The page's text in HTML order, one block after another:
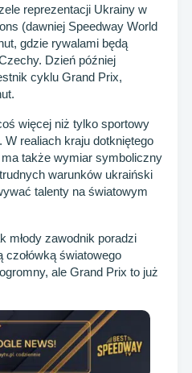
reprezentacji Ukrainy w
(dawniej Speedway World
gdzie rywalami będą
Dzień później
cyklu Grand Prix,
więcej niż tylko sportowy
realiach kraju dotkniętego
także wymiar symboliczny
warunków ukraiński
talenty na światowym
młody zawodnik poradzi
światowego
ale Grand Prix to już